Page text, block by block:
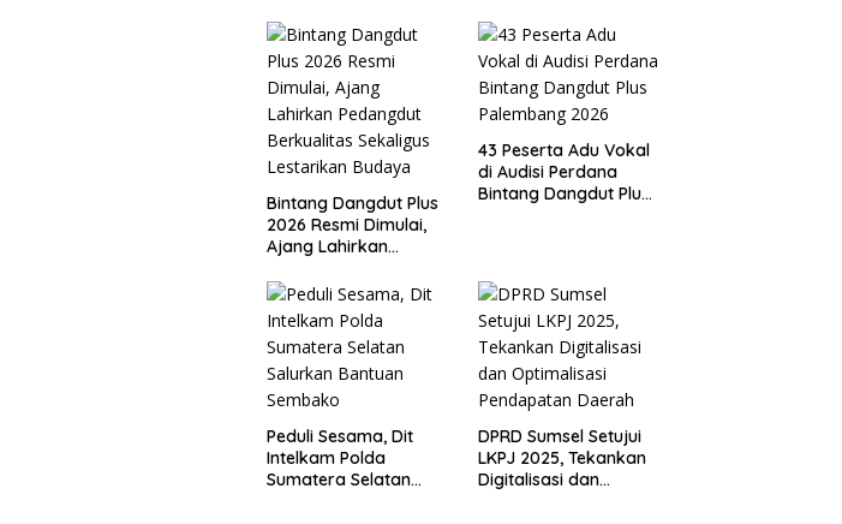
Bintang Dangdut Plus
2026 Resmi Dimulai,
Ajang Lahirkan
Berkualitas Sekaligus
Lestarikan Budaya
43 Peserta Adu Vokal
di Audisi Perdana
Bintang Dangdut Plus
Peduli Sesama, Dit
Intelkam Polda
Sumatera Selatan
DPRD Sumsel Setujui
LKPJ 2025, Tekankan
Digitalisasi dan